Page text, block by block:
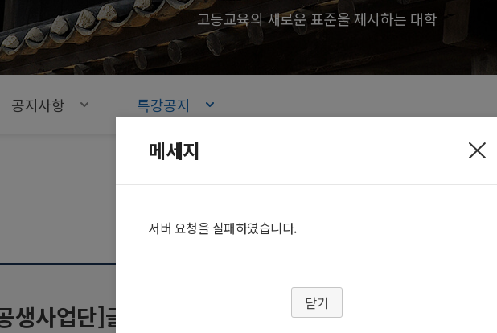
고등교육의 새로운 표준을 제시하는 대학
공지사항 특강공지
특강공지
생사업단]글로벌공생데이 특강 '국제개발협력 진로
메세지
서버 요청을 실패하였습니다.
닫기